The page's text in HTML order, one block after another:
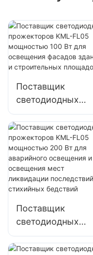
Поставщик
светодиодных
прожекторов
KML-FL05
мощностью 100
Вт для освещения
фасадов зданий и
строительных
площадок
Поставщик
светодиодных
прожекторов
KML-FL05